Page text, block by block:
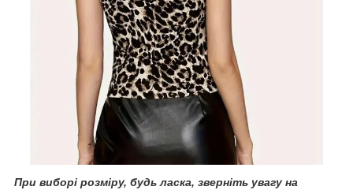
При виборі розміру, будь ласка, зверніть увагу на